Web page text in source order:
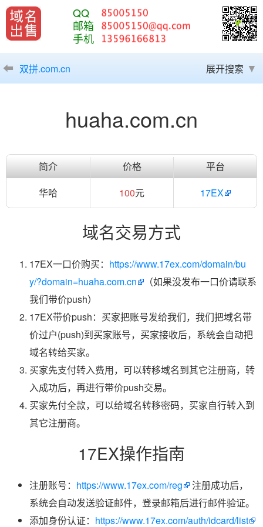
QQ
邮箱
手机
双拼.com.cn 展开搜索
huaha.com.cn
简介 价格
平台
华哈
100元 17EX
域名交易方式
17EX一口价购买： https://www.17ex.com/domain/bu
y/?domain=huaha.com.cn
（如果没发布一口价请联系
我们带价push）
17EX带价push：买家把账号发给我们，我们把域名带
价过户(push)到买家账号，买家接收后，系统会自动把
域名转给买家。
买家先支付转入费用，可以转移域名到其它注册商，转
入成功后，再进行带价push交易。
买家先付全款，可以给域名转移密码，买家自行转入到
其它注册商。
17EX操作指南
注册账号： https://www.17ex.com/reg
注册成功后，
系统会自动发送验证邮件，登录邮箱后进行邮件验证。
添加身份认证： https://www.17ex.com/auth/idcard/list